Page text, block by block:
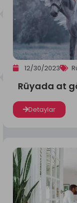
12/30/2023
Rüyada at
Detaylar